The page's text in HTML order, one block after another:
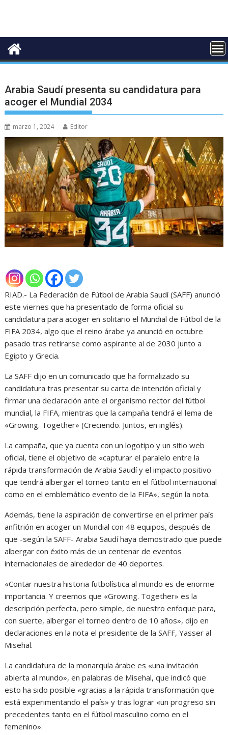
Arabia Saudí presenta su candidatura para
acoger el Mundial 2034
marzo 1, 2024 Editor
RIAD.- La Federación de Fútbol de Arabia Saudí (SAFF) anunció
este viernes que ha presentado de forma oficial su
candidatura para acoger en solitario el Mundial de Fútbol de la
FIFA 2034, algo que el reino árabe ya anunció en octubre
pasado tras retirarse como aspirante al de 2030 junto a
Egipto y Grecia.
La SAFF dijo en un comunicado que ha formalizado su
candidatura tras presentar su carta de intención oficial y
firmar una declaración ante el organismo rector del fútbol
mundial, la FIFA, mientras que la campaña tendrá el lema de
«Growing. Together» (Creciendo. Juntos, en inglés).
La campaña, que ya cuenta con un logotipo y un sitio web
oficial, tiene el objetivo de «capturar el paralelo entre la
rápida transformación de Arabia Saudí y el impacto positivo
que tendrá albergar el torneo tanto en el fútbol internacional
como en el emblemático evento de la FIFA», según la nota.
Además, tiene la aspiración de convertirse en el primer país
anfitrión en acoger un Mundial con 48 equipos, después de
que -según la SAFF- Arabia Saudí haya demostrado que puede
albergar con éxito más de un centenar de eventos
internacionales de alrededor de 40 deportes.
«Contar nuestra historia futbolística al mundo es de enorme
importancia. Y creemos que «Growing. Together» es la
descripción perfecta, pero simple, de nuestro enfoque para,
con suerte, albergar el torneo dentro de 10 años», dijo en
declaraciones en la nota el presidente de la SAFF, Yasser al
Misehal.
La candidatura de la monarquía árabe es «una invitación
abierta al mundo», en palabras de Misehal, que indicó que
esto ha sido posible «gracias a la rápida transformación que
está experimentando el país» y tras lograr «un progreso sin
precedentes tanto en el fútbol masculino como en el
femenino».